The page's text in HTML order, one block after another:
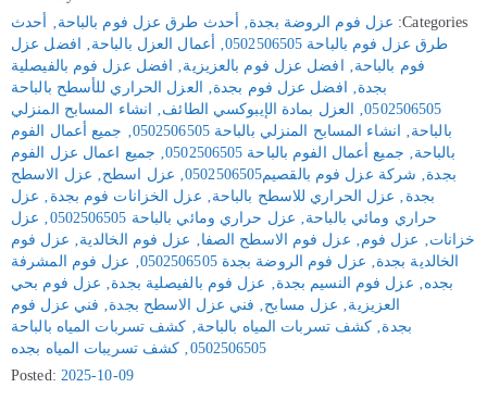
Categories:
عزل فوم الروضة بجدة أحدث طرق عزل فوم بالباحة
أحدث
طرق عزل فوم بالباحة 0502506505
‚ أعمال العزل بالباحة
افضل عزل
فوم بالباحة
افضل عزل فوم بالعزيزية
افضل عزل فوم بالفيصلية
بجدة
افضل عزل فوم بجدة
العزل الحراري للأسطح بالباحة
0502506505
‚ العزل بمادة الإيبوكسي الطائف
انشاء المسابح المنزلي
بالباحة
انشاء المسابح المنزلي بالباحة 0502506505
جميع أعمال الفوم
بالباحة
جميع أعمال الفوم بالباحة 0502506505 ‚ جميع اعمال عزل الفوم
بجدة
شركة عزل فوم بالقصيم0502506505 ‚ عزل اسطح
عزل الاسطح
بجدة
عزل الحراري للاسطح بالباحة عزل الخزانات فوم بجدة
عزل
حراري ومائي بالباحة
عزل حراري ومائي بالباحة 0502506505
عزل
خزانات
عزل فوم عزل فوم الاسطح الصفا عزل فوم الخالدية
عزل فوم
الخالدية بجدة
عزل فوم الروضة بجدة 0502506505
عزل فوم المشرفة
بجده
عزل فوم النسيم بجدة عزل فوم بالفيصلية بجدة
عزل فوم بحي
العزيزية
عزل مسابح فني عزل الاسطح بجدة
فني عزل فوم
بجدة
كشف تسربات المياه بالباحة
كشف تسربات المياه بالباحة
0502506505
كشف تسريبات المياه بجده
Posted: 2025-10-09